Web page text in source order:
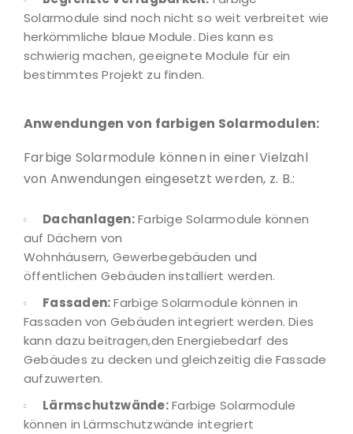
Solarmodule sind noch nicht so weit verbreitet wie
herkömmliche blaue Module. Dies kann es
schwierig machen, geeignete Module für ein
bestimmtes Projekt zu finden.
Anwendungen von farbigen Solarmodulen:
Farbige Solarmodule können in einer Vielzahl
von Anwendungen eingesetzt werden, z. B.:
Dachanlagen:Farbige Solarmodule können
auf Dächern von
Wohnhäusern, Gewerbegebäuden und
öffentlichen Gebäuden installiert werden.
Fassaden:Farbige Solarmodule können in
Fassaden von Gebäuden integriert werden. Dies
kann dazu beitragen,den Energiebedarf des
Gebäudes zu decken und gleichzeitig die Fassade
aufzuwerten.
Lärmschutzwände:Farbige Solarmodule
können in Lärmschutzwände integriert